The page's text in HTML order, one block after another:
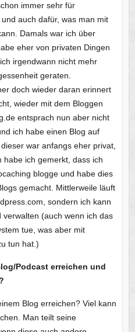
immer sehr für
auch dafür, was man mit
Damals war ich über
eher von privaten Dingen
irgendwann nicht mehr
geraten.
doch wieder daran erinnert
wieder mit dem Bloggen
entsprach nun aber nicht
ich habe einen Blog auf
war anfangs eher privat,
ich gemerkt, dass ich
blogge und habe dies
gemacht. Mittlerweile läuft
sondern ich kann
(auch wenn ich das
tue, was aber mit
tun hat.)
Podcast erreichen und
Blog erreichen? Viel kann
Man teilt seine